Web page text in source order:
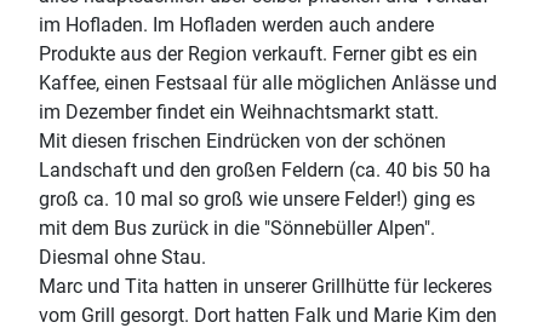
im Hofladen. Im Hofladen werden auch andere
Produkte aus der Region verkauft. Ferner gibt es ein
Kaffee, einen Festsaal für alle möglichen Anlässe und
im Dezember findet ein Weihnachtsmarkt statt.
Mit diesen frischen Eindrücken von der schönen
Landschaft und den großen Feldern (ca. 40 bis 50 ha
groß ca. 10 mal so groß wie unsere Felder!) ging es
mit dem Bus zurück in die "Sönnebüller Alpen".
Diesmal ohne Stau.
Marc und Tita hatten in unserer Grillhütte für leckeres
vom Grill gesorgt. Dort hatten Falk und Marie Kim den